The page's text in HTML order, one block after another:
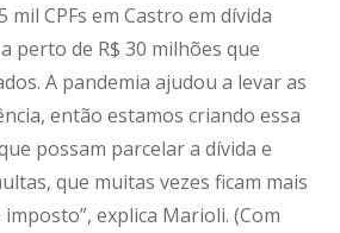
mil CPFs em Castro em dívida
perto de R$ 30 milhões que
A pandemia ajudou a levar as
então estamos criando essa
possam parcelar a dívida e
que muitas vezes ficam mais
explica Marioli. (Com